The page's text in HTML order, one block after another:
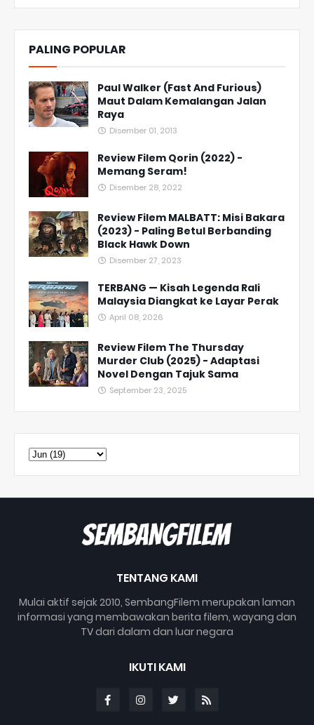
PALING POPULAR
Paul Walker (Fast And Furious)
Maut Dalam Kemalangan Jalan
Raya
Disember 01, 2013
Review Filem Qorin (2022) -
Memang Seram!
Disember 28, 2022
Review Filem MALBATT: Misi Bakara
(2023) - Paling Betul Berbanding
Black Hawk Down
Disember 27, 2023
TERBANG — Kisah Legenda Rali
Malaysia Diangkat ke Layar Perak
April 08, 2026
Review Filem The Thursday
Murder Club (2025) - Adaptasi
Novel Dengan Tajuk Sama
September 23, 2025
TENTANG KAMI
Mulai aktif sejak 2010, SembangFilem merupakan laman
informasi yang membawakan berita filem, wayang dan
TV dari dalam dan luar negara
IKUTI KAMI